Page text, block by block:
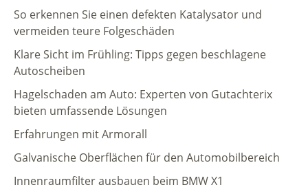
So erkennen Sie einen defekten Katalysator und
vermeiden teure Folgeschäden
Klare Sicht im Frühling: Tipps gegen beschlagene
Autoscheiben
Hagelschaden am Auto: Experten von Gutachterix
bieten umfassende Lösungen
Erfahrungen mit Armorall
Galvanische Oberflächen für den Automobilbereich
Innenraumfilter ausbauen beim BMW X1